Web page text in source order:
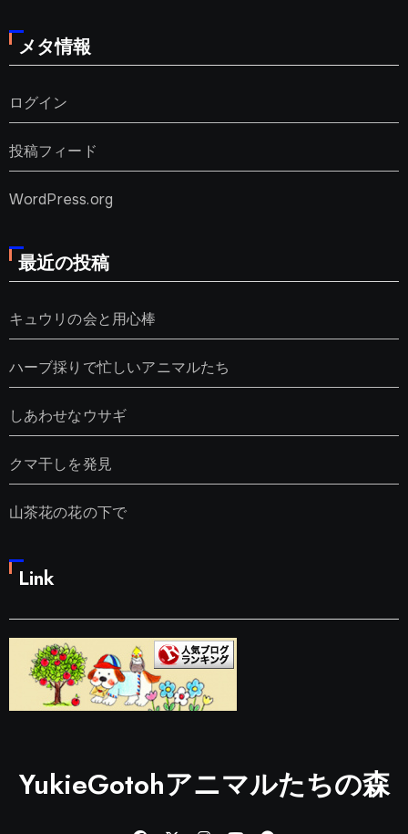
メタ情報
ログイン
投稿フィード
WordPress.org
最近の投稿
キュウリの会と用心棒
ハーブ採りで忙しいアニマルたち
しあわせなウサギ
クマ干しを発見
山茶花の花の下で
Link
YukieGotohアニマルたちの森